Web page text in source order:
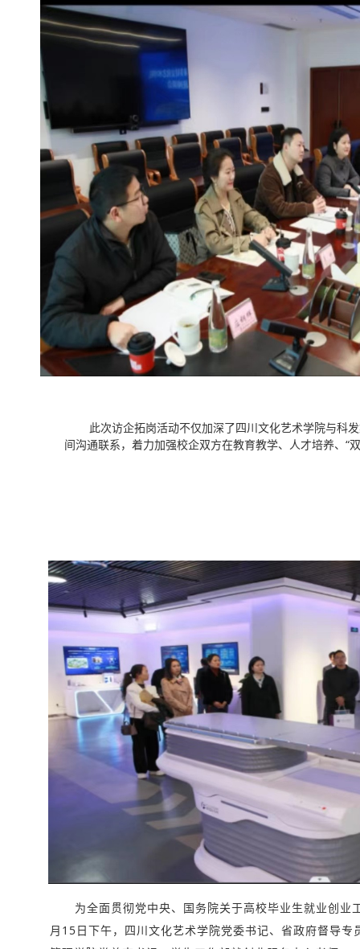
此次访企拓岗活动不仅加深了四川文化艺术学院与科
间沟通联系，着力加强校企双方在教育教学、人才培养、“
为全面贯彻党中央、国务院关于高校毕业生就业创
月15日下午，四川文化艺术学院党委书记、省政府督导